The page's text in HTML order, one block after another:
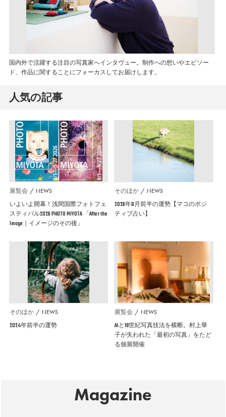
国内外で活躍する注目の写真家へインタヴュー。制作への想いやエピソー
ド、作品に関することにフォーカスしてお届けします。
人気の記事
展覧会 NEWS
いよいよ開幕！浅間国際フォトフェ
スティバル2026 PHOTO MIYOTA 「After the
Image｜イメージのその後」
そのほか NEWS
2026年8月前半の運勢【マコのポジ
ティブ占い】
そのほか NEWS
2024年前半の運勢
展覧会 NEWS
AIと19世紀写真技法を横断。村上華
子が失われた「最初の写真」をたど
る個展開催
Magazine